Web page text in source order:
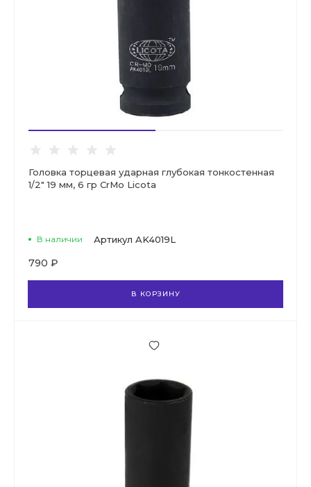
Головка торцевая ударная глубокая тонкостенная
1/2" 19 мм, 6 гр CrMo Licota
В наличии Артикул AK4019L
790 ₽
В КОРЗИНУ